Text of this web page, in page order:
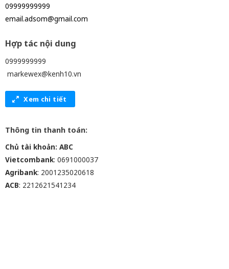
09999999999
email.adsom@gmail.com
Hợp tác nội dung
0999999999
markewex@kenh10.vn
Xem chi tiết
Thông tin thanh toán:
Chủ tài khoản: ABC
Vietcombank: 0691000037
Agribank: 2001235020618
ACB: 2212621541234